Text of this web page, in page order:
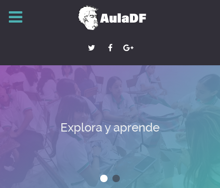
Explora y aprende